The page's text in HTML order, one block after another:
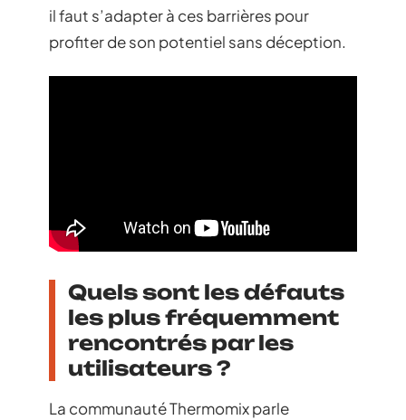
il faut s’adapter à ces barrières pour
profiter de son potentiel sans déception.
Quels sont les défauts
les plus fréquemment
rencontrés par les
utilisateurs ?
La communauté Thermomix parle